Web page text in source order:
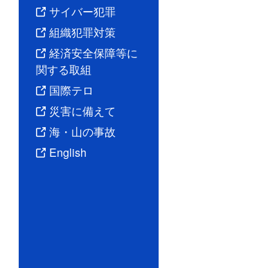
サイバー犯罪
組織犯罪対策
経済安全保障等に
関する取組
国際テロ
災害に備えて
海・山の事故
English